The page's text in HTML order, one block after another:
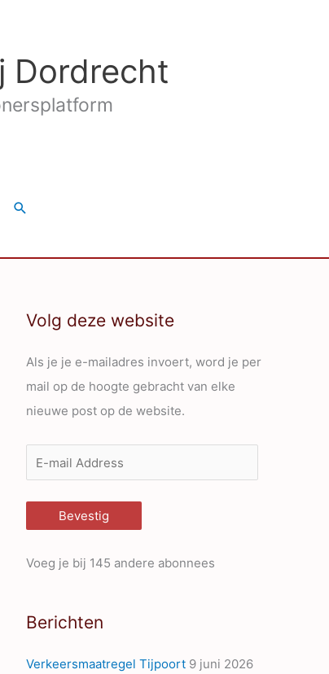
Dordrecht
Zoeken
Volg deze website
Als je je e-mailadres invoert, word je per
mail op de hoogte gebracht van elke
nieuwe post op de website.
-
m
a
d
Bevestig
Voeg je bij 145 andere abonnees
Berichten
Verkeersmaatregel Tijpoort 9 juni 2026